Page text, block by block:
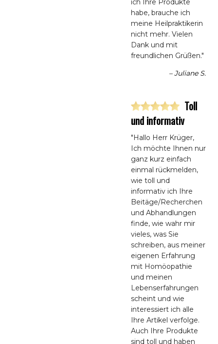
ich Ihre Produkte
habe, brauche ich
meine Heilpraktikerin
nicht mehr. Vielen
Dank und mit
freundlichen Grüßen."
– Juliane S.
Toll
und informativ
"Hallo Herr Krüger,
Ich möchte Ihnen nur
ganz kurz einfach
einmal rückmelden,
wie toll und
informativ ich Ihre
Beitäge/Recherchen
und Abhandlungen
finde, wie wahr mir
vieles, was Sie
schreiben, aus meiner
eigenen Erfahrung
mit Homöopathie
und meinen
Lebenserfahrungen
scheint und wie
interessiert ich alle
Ihre Artikel verfolge.
Auch Ihre Produkte
sind toll und haben